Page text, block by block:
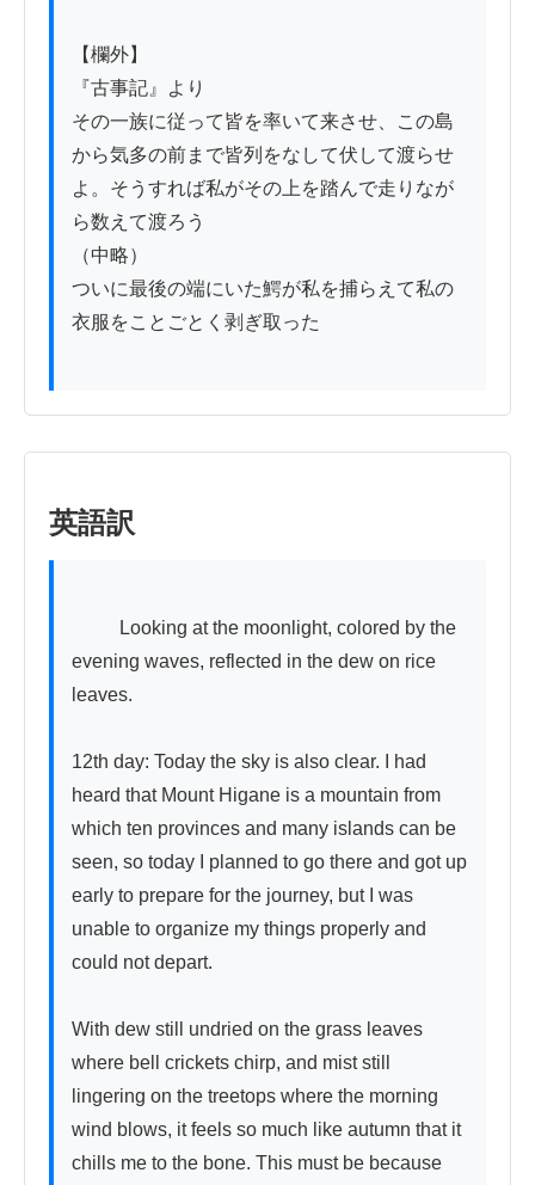
【欄外】
『古事記』より
その一族に従って皆を率いて来させ、この島
から気多の前まで皆列をなして伏して渡らせ
よ。そうすれば私がその上を踏んで走りなが
ら数えて渡ろう
（中略）
ついに最後の端にいた鰐が私を捕らえて私の
衣服をことごとく剥ぎ取った
英語訳
evening waves, reflected in the dew on rice
leaves.
12th day: Today the sky is also clear. I had
heard that Mount Higane is a mountain from
which ten provinces and many islands can be
seen, so today I planned to go there and got up
early to prepare for the journey, but I was
unable to organize my things properly and
could not depart.
With dew still undried on the grass leaves
where bell crickets chirp, and mist still
lingering on the treetops where the morning
wind blows, it feels so much like autumn that it
chills me to the bone. This must be because